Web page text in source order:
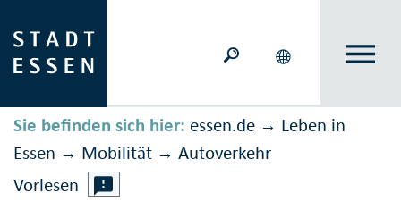
Sie befinden sich hier: essen.de → Leben in
Essen → Mobilität → Auto­verkehr
Vorlesen